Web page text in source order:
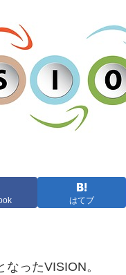
はてブ
ったVISION。